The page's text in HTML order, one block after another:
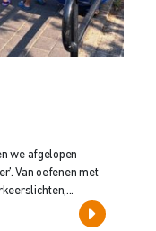
we afgelopen
Van oefenen met